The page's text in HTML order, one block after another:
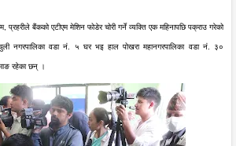
प्रहरीले बैंकको एटीएम मेशिन फोडेर चोरी गर्ने व्यक्ति एक महिनापछि पक्राउ गरेको
नगरपालिका वडा नं. ५ घर भइ हाल पोखरा महानगरपालिका वडा नं. ३०
रहेका छन् ।